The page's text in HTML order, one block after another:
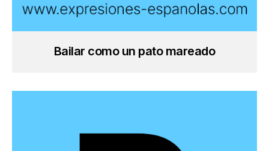
Bailar como un pato mareado